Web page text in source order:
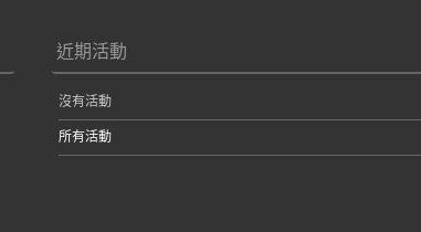
近期活動
沒有活動
所有活動